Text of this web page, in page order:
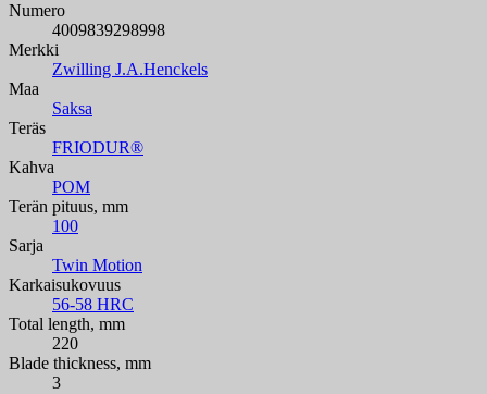
Numero
4009839298998
Merkki
Zwilling J.A.Henckels
Maa
Saksa
Teräs
FRIODUR®
Kahva
POM
Terän pituus, mm
100
Sarja
Twin Motion
Karkaisukovuus
56-58 HRC
Total length, mm
220
Blade thickness, mm
3